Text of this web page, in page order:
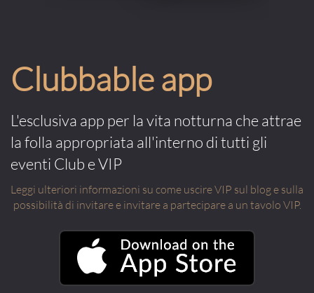
Clubbable app
L'esclusiva app per la vita notturna che attrae
la folla appropriata all'interno di tutti gli
eventi Club e VIP
Leggi ulteriori informazioni su come uscire VIP sul blog e sulla
possibilità di invitare e invitare a partecipare a un tavolo VIP.